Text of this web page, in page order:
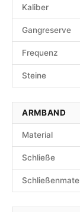
Kaliber
Gangreserve
Frequenz
Steine
ARMBAND
Material
Schließe